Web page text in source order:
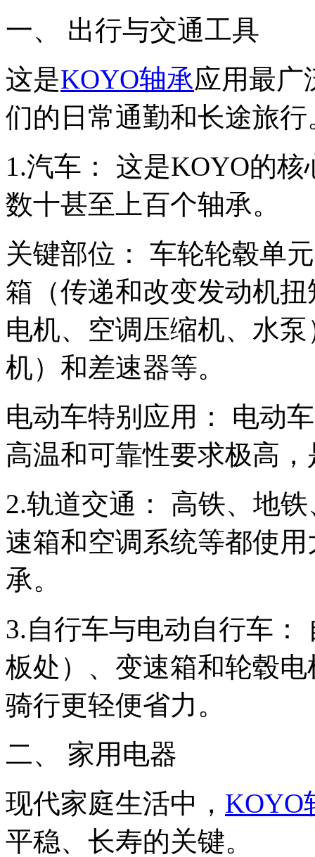
一、 出行与交通工具
这是KOYO轴承应用最广
们的日常通勤和长途旅行
1.汽车： 这是KOYO的
数十甚至上百个轴承。
关键部位： 车轮轮毂单
箱（传递和改变发动机
电机、空调压缩机、水
机）和差速器等。
电动车特别应用： 电动
高温和可靠性要求极高
2.轨道交通： 高铁、地
速箱和空调系统等都使
承。
3.自行车与电动自行车：
板处）、变速箱和轮毂
骑行更轻便省力。
二、 家用电器
现代家庭生活中， KOYO
平稳、长寿的关键。